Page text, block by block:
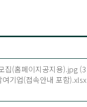
집(홈페이지공지용).jpg (3
기업(접속안내 포함).xlsx